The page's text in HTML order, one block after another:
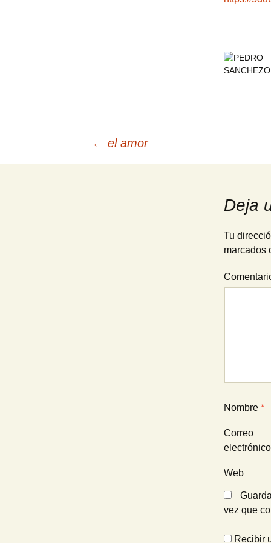
Navegación
← el amor
Deja
Tu
marcados
Nombre *
Correo
electrónico
Web
vez que
Recibir